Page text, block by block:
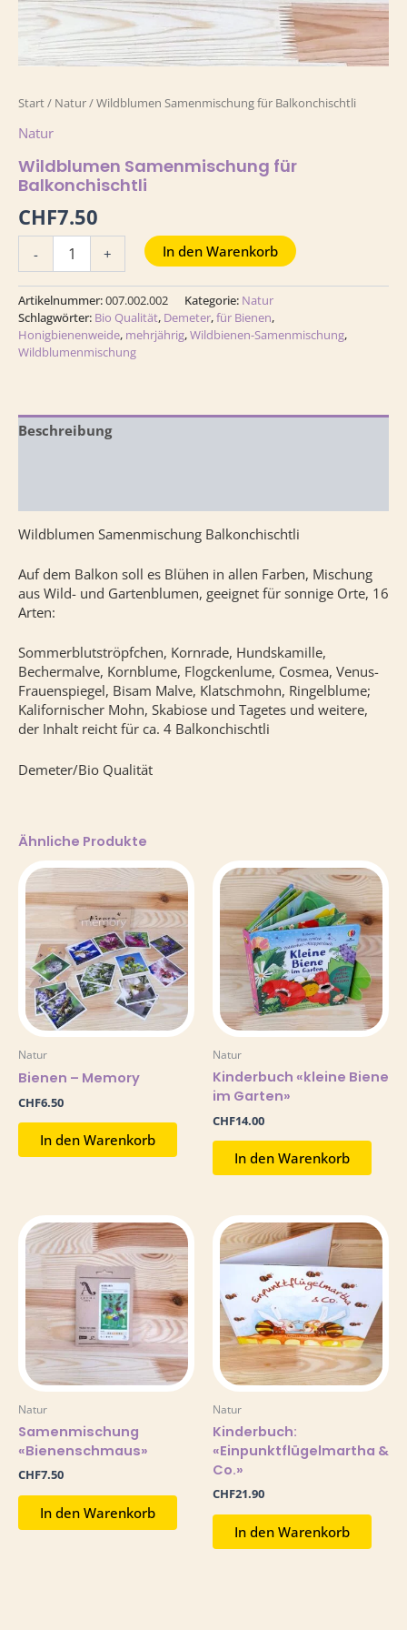
Start/ Natur/ Wildblumen Samenmischung für Balkonchischtli
Natur
Wildblumen Samenmischung für
Balkonchischtli
CHF7.50
- + In den Warenkorb
Artikelnummer:007.002.002 Kategorie: Natur
Schlagwörter: Bio Qualität, Demeter,für Bienen,
Honigbienenweide, mehrjährig,Wildbienen-Samenmischung,
Wildblumenmischung
Beschreibung
Wildblumen Samenmischung Balkonchischtli
Auf dem Balkon soll es Blühen in allen Farben, Mischung
aus Wild- und Gartenblumen, geeignet für sonnige Orte, 16
Arten:
Sommerblutströpfchen, Kornrade, Hundskamille,
Bechermalve, Kornblume, Flogckenlume, Cosmea, Venus-
Frauenspiegel, Bisam Malve, Klatschmohn, Ringelblume;
Kalifornischer Mohn, Skabiose und Tagetes und weitere,
der Inhalt reicht für ca. 4 Balkonchischtli
Demeter/Bio Qualität
Ähnliche Produkte
Natur
Bienen – Memory
CHF6.50
In den Warenkorb
Natur
Kinderbuch «kleine Biene
im Garten»
CHF14.00
In den Warenkorb
Natur
Samenmischung
«Bienenschmaus»
CHF7.50
In den Warenkorb
Natur
Kinderbuch:
«Einpunktflügelmartha &
Co.»
CHF21.90
In den Warenkorb